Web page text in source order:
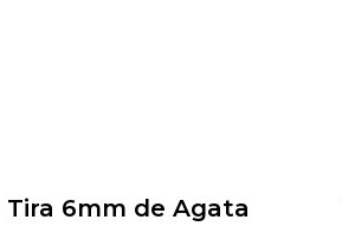
Tira 6mm de Agata